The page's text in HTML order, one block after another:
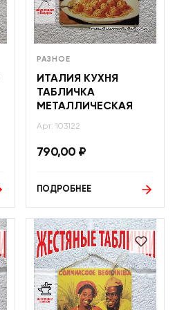
РАЗНОЕ
ИТАЛИЯ КУХНЯ
ТАБЛИЧКА
МЕТАЛЛИЧЕСКАЯ
Арт: 103122
790,00 ₽
ПОДРОБНЕЕ